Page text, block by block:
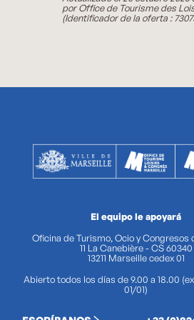
por Office de Tourisme des
(Identificador de la oferta :
El equipo le apoyará
Oficina de Turismo, Ocio y Congresos
11 La Canebière - CS 60340
13211 Marseille cedex 01
Abierto todos los días de 9.00 a 18.00
01/01)